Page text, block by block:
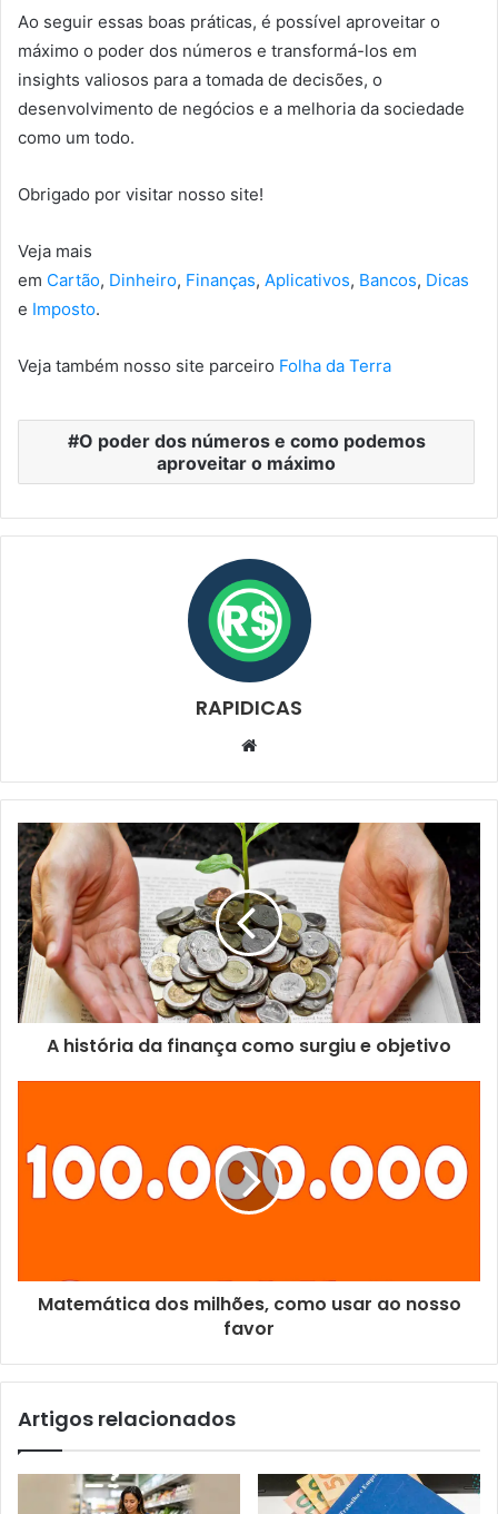
Ao seguir essas boas práticas, é possível aproveitar o
máximo o poder dos números e transformá-los em
insights valiosos para a tomada de decisões, o
desenvolvimento de negócios e a melhoria da sociedade
como um todo.
Obrigado por visitar nosso site!
Veja mais
em Cartão, Dinheiro, Finanças, Aplicativos, Bancos, Dicas
e Imposto.
Veja também nosso site parceiro Folha da Terra
O poder dos números e como podemos
aproveitar o máximo
RAPIDICAS
Website
A história da finança como surgiu e objetivo
Matemática dos milhões, como usar ao nosso
favor
Artigos relacionados